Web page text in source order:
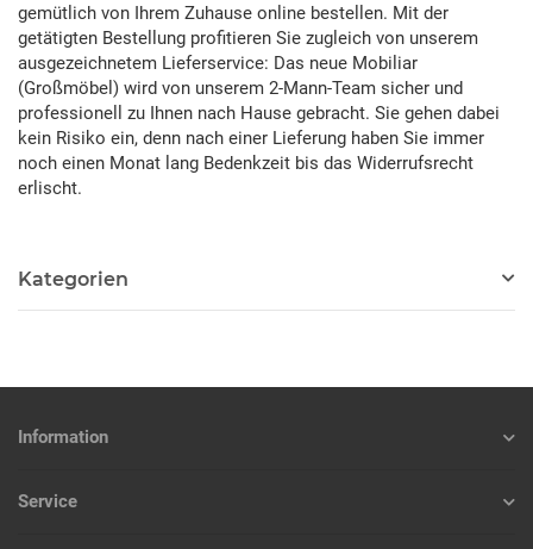
gemütlich von Ihrem Zuhause online bestellen. Mit der
getätigten Bestellung profitieren Sie zugleich von unserem
ausgezeichnetem Lieferservice: Das neue Mobiliar
(Großmöbel) wird von unserem 2-Mann-Team sicher und
professionell zu Ihnen nach Hause gebracht. Sie gehen dabei
kein Risiko ein, denn nach einer Lieferung haben Sie immer
noch einen Monat lang Bedenkzeit bis das Widerrufsrecht
erlischt.
Kategorien
Information
Service